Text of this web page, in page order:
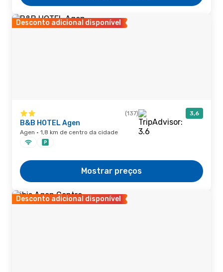
Desconto adicional disponível
(137) 3,6
B&B HOTEL Agen
Agen · 1,8 km de centro da cidade
Mostrar preços
Desconto adicional disponível